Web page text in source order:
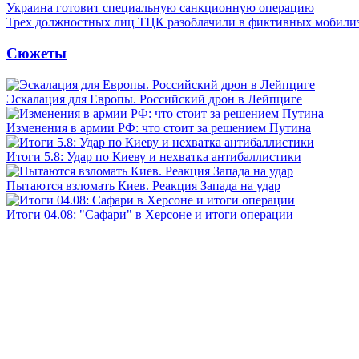
Украина готовит специальную санкционную операцию
Трех должностных лиц ТЦК разоблачили в фиктивных
Сюжеты
Эскалация для Европы. Российский дрон в Лейпциге
Изменения в армии РФ: что стоит за решением Путина
Итоги 5.8: Удар по Киеву и нехватка антибаллистики
Пытаются взломать Киев. Реакция Запада на удар
Итоги 04.08: "Сафари" в Херсоне и итоги операции